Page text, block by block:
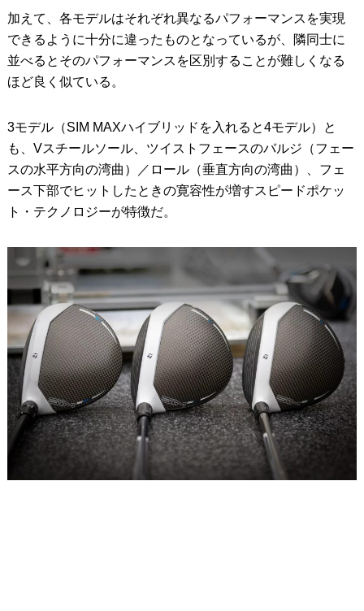
加えて、各モデルはそれぞれ異なるパフォーマンスを実現
できるように十分に違ったものとなっているが、隣同士に
並べるとそのパフォーマンスを区別することが難しくなる
ほど良く似ている。
3モデル（SIM MAXハイブリッドを入れると4モデル）と
も、Vスチールソール、ツイストフェースのバルジ（フェー
スの水平方向の湾曲）／ロール（垂直方向の湾曲）、フェ
ース下部でヒットしたときの寛容性が増すスピードポケッ
ト・テクノロジーが特徴だ。